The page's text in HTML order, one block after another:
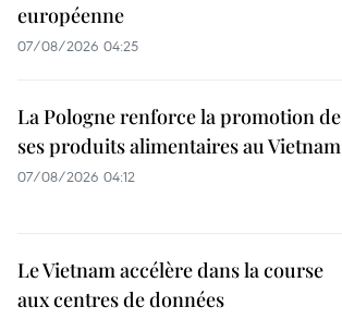
européenne
07/08/2026 04:25
La Pologne renforce la promotion de
ses produits alimentaires au Vietnam
07/08/2026 04:12
Le Vietnam accélère dans la course
aux centres de données